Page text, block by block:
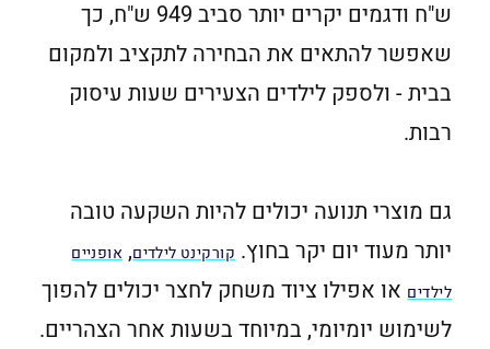
ש"ח ודגמים יקרים יותר סביב 949 ש"ח, כך
שאפשר להתאים את הבחירה לתקציב ולמקום
בבית - ולספק לילדים הצעירים שעות עיסוק
רבות.
גם מוצרי תנועה יכולים להיות השקעה טובה
יותר מעוד יום יקר בחוץ. קורקינט לילדים, אופניים
לילדים או אפילו ציוד משחק לחצר יכולים להפוך
לשימוש יומיומי, במיוחד בשעות אחר הצהריים.